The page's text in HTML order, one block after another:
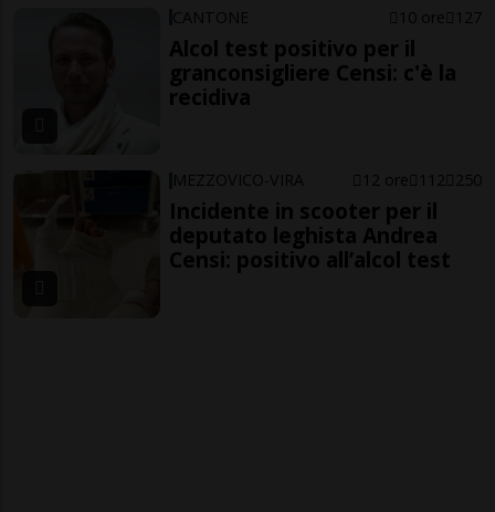
CANTONE 10 ore 127
Alcol test positivo per il
granconsigliere Censi: c'è la
recidiva
MEZZOVICO-VIRA 12 ore 112 250
Incidente in scooter per il
deputato leghista Andrea
Censi: positivo all’alcol test